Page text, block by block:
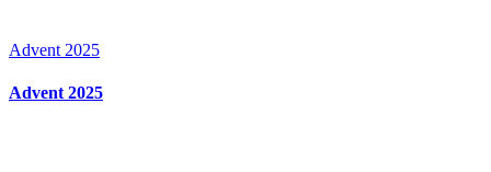
Advent 2025
Advent 2025